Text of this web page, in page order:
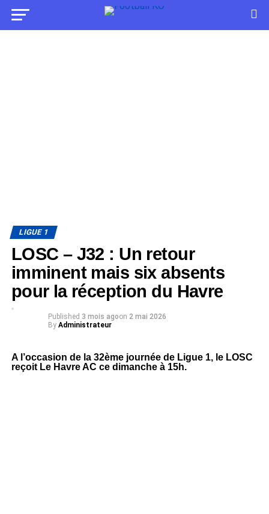
LIGUE 1
LOSC – J32 : Un retour
imminent mais six absents
pour la réception du Havre
Published 3 mois agoon 2 mai 2026
By Administrateur
A l’occasion de la 32ème journée de Ligue 1, le LOSC
reçoit Le Havre AC ce dimanche à 15h.